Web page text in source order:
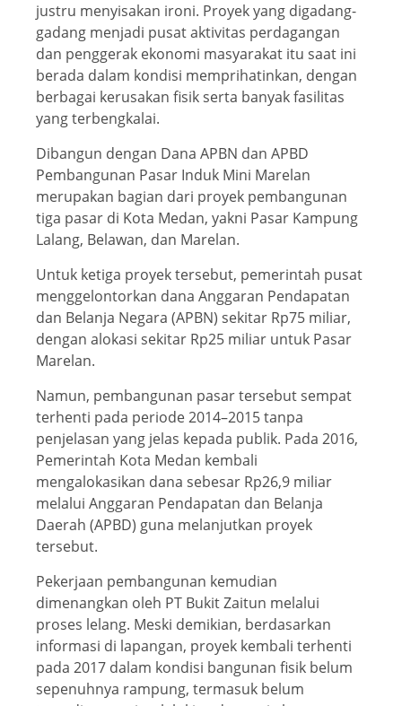
justru menyisakan ironi. Proyek yang digadang-
gadang menjadi pusat aktivitas perdagangan
dan penggerak ekonomi masyarakat itu saat ini
berada dalam kondisi memprihatinkan, dengan
berbagai kerusakan fisik serta banyak fasilitas
yang terbengkalai.
Dibangun dengan Dana APBN dan APBD
Pembangunan Pasar Induk Mini Marelan
merupakan bagian dari proyek pembangunan
tiga pasar di Kota Medan, yakni Pasar Kampung
Lalang, Belawan, dan Marelan.
Untuk ketiga proyek tersebut, pemerintah pusat
menggelontorkan dana Anggaran Pendapatan
dan Belanja Negara (APBN) sekitar Rp75 miliar,
dengan alokasi sekitar Rp25 miliar untuk Pasar
Marelan.
Namun, pembangunan pasar tersebut sempat
terhenti pada periode 2014–2015 tanpa
penjelasan yang jelas kepada publik. Pada 2016,
Pemerintah Kota Medan kembali
mengalokasikan dana sebesar Rp26,9 miliar
melalui Anggaran Pendapatan dan Belanja
Daerah (APBD) guna melanjutkan proyek
tersebut.
Pekerjaan pembangunan kemudian
dimenangkan oleh PT Bukit Zaitun melalui
proses lelang. Meski demikian, berdasarkan
informasi di lapangan, proyek kembali terhenti
pada 2017 dalam kondisi bangunan fisik belum
sepenuhnya rampung, termasuk belum